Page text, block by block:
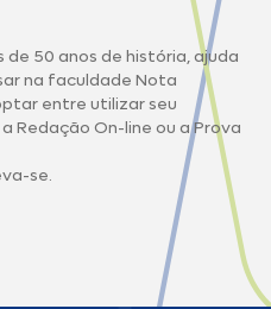
de 50 anos de história, ajuda
na faculdade Nota
entre utilizar seu
Redação On-line ou a Prova
se.